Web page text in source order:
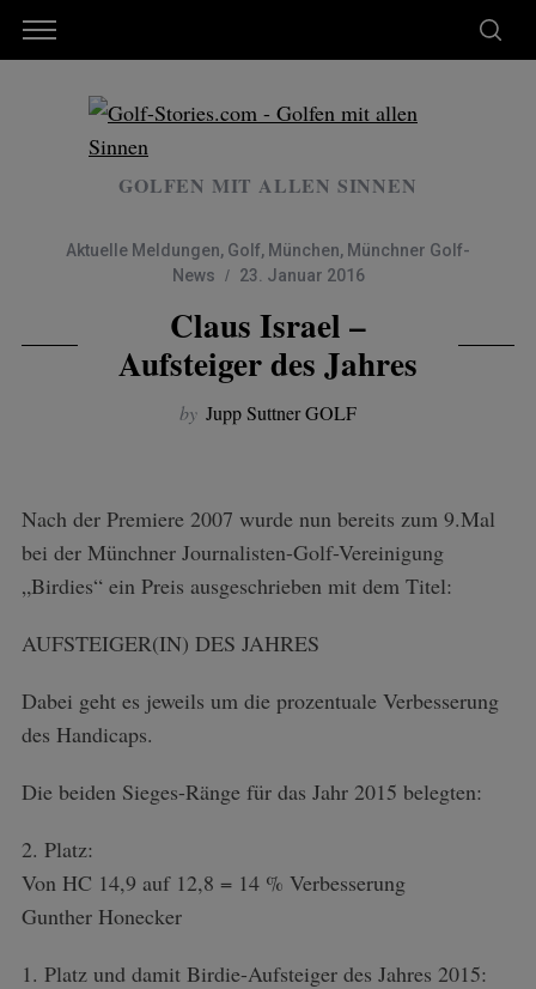
GOLFEN MIT ALLEN SINNEN
Aktuelle Meldungen, Golf, München, Münchner Golf-
News
23. Januar 2016
Claus Israel –
Aufsteiger des Jahres
by Jupp Suttner GOLF
Nach der Premiere 2007 wurde nun bereits zum 9.Mal
bei der Münchner Journalisten-Golf-Vereinigung
„Birdies“ ein Preis ausgeschrieben mit dem Titel:
AUFSTEIGER(IN) DES JAHRES
Dabei geht es jeweils um die prozentuale Verbesserung
des Handicaps.
Die beiden Sieges-Ränge für das Jahr 2015 belegten:
2. Platz:
Von HC 14,9 auf 12,8 = 14 % Verbesserung
Gunther Honecker
1. Platz und damit Birdie-Aufsteiger des Jahres 2015: